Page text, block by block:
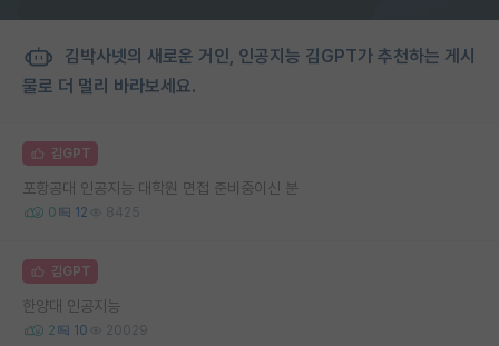
김박사넷의 새로운 거인, 인공지능 김GPT가 추천하는 게시
물로 더 멀리 바라보세요.
김GPT
포항공대 인공지능 대학원 면접 준비중이신 분
0 12 8425
김GPT
한양대 인공지능
2 10 20029